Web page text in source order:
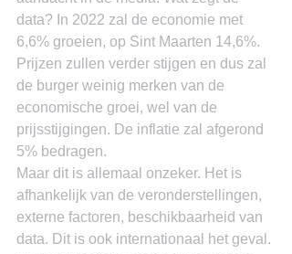
data? In 2022 zal de economie met
6,6% groeien, op Sint Maarten 14,6%.
Prijzen zullen verder stijgen en dus zal
de burger weinig merken van de
economische groei, wel van de
prijsstijgingen. De inflatie zal afgerond
5% bedragen.
Maar dit is allemaal onzeker. Het is
afhankelijk van de veronderstellingen,
externe factoren, beschikbaarheid van
data. Dit is ook internationaal het geval.